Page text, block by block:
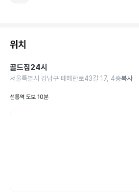
위치
골드짐24시
서울특별시 강남구 테헤란로43길 17, 4층복사
선릉역 도보 10분